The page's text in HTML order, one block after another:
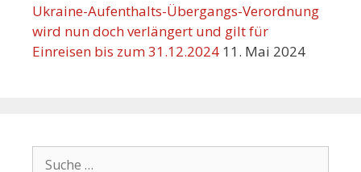
Ukraine-Aufenthalts-Übergangs-Verordnung
wird nun doch verlängert und gilt für
Einreisen bis zum 31.12.2024 11. Mai 2024